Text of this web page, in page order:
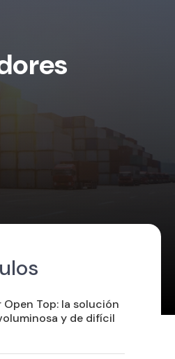
Top: la solución
y de difícil